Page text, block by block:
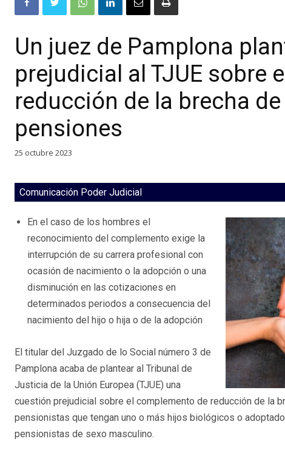
Un juez de Pamplona
prejudicial al TJUE sobre
reducción de la brecha
pensiones
25 octubre 2023
Comunicación Poder Judicial
En el caso de los hombres el
reconocimiento del complemento exige la
interrupción de su carrera profesional con
ocasión de nacimiento o la adopción o una
disminución en las cotizaciones en
determinados periodos a consecuencia del
nacimiento del hijo o hija o de la adopción
El titular del Juzgado de lo Social número 3 de
Pamplona acaba de plantear al Tribunal de
Justicia de la Unión Europea (TJUE) una
cuestión prejudicial sobre el complemento de reducción de la
pensionistas que tengan uno o más hijos biológicos o
pensionistas de sexo masculino.